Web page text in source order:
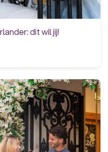
dit wil jij!